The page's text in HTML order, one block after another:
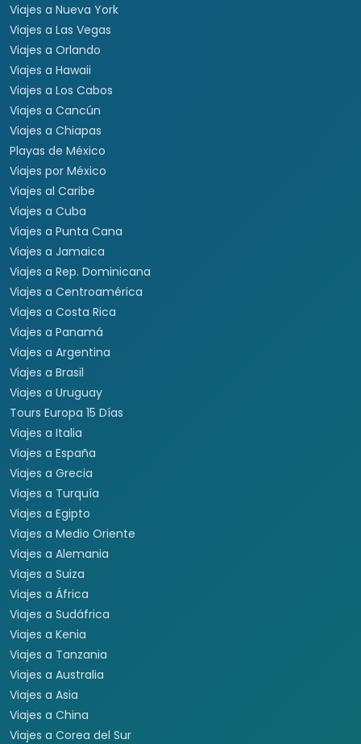
Viajes a Nueva York
Viajes a Las Vegas
Viajes a Orlando
Viajes a Hawaii
Viajes a Los Cabos
Viajes a Cancún
Viajes a Chiapas
Playas de México
Viajes por México
Viajes al Caribe
Viajes a Cuba
Viajes a Punta Cana
Viajes a Jamaica
Viajes a Rep. Dominicana
Viajes a Centroamérica
Viajes a Costa Rica
Viajes a Panamá
Viajes a Argentina
Viajes a Brasil
Viajes a Uruguay
Tours Europa 15 Días
Viajes a Italia
Viajes a España
Viajes a Grecia
Viajes a Turquía
Viajes a Egipto
Viajes a Medio Oriente
Viajes a Alemania
Viajes a Suiza
Viajes a África
Viajes a Sudáfrica
Viajes a Kenia
Viajes a Tanzania
Viajes a Australia
Viajes a Asia
Viajes a China
Viajes a Corea del Sur